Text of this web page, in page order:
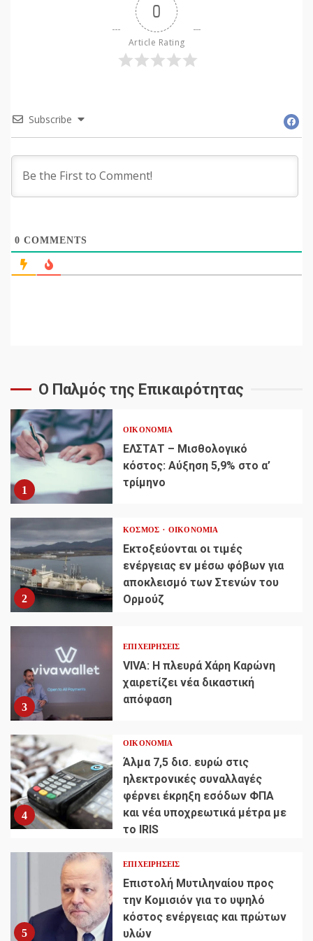
0
Article Rating
Subscribe
0 COMMENTS
Ο Παλμός της Επικαιρότητας
1
ΟΙΚΟΝΟΜΊΑ
ΕΛΣΤΑΤ – Μισθολογικό
κόστος: Αύξηση 5,9% στο α’
τρίμηνο
2
ΚΌΣΜΟΣ ΟΙΚΟΝΟΜΊΑ
Εκτοξεύονται οι τιμές
ενέργειας εν μέσω φόβων για
αποκλεισμό των Στενών του
Ορμούζ
3
ΕΠΙΧΕΙΡΉΣΕΙΣ
VIVA: Η πλευρά Χάρη Καρώνη
χαιρετίζει νέα δικαστική
απόφαση
4
ΟΙΚΟΝΟΜΊΑ
Άλμα 7,5 δισ. ευρώ στις
ηλεκτρονικές συναλλαγές
φέρνει έκρηξη εσόδων ΦΠΑ
και νέα υποχρεωτικά μέτρα με
το IRIS
5
ΕΠΙΧΕΙΡΉΣΕΙΣ
Επιστολή Μυτιληναίου προς
την Κομισιόν για το υψηλό
κόστος ενέργειας και πρώτων
υλών